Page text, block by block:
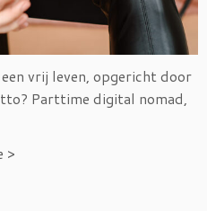
vrij leven, opgericht door
Parttime digital nomad,
>